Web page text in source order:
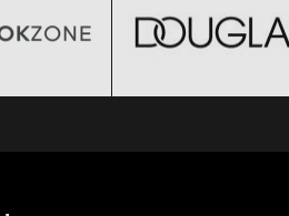
Ofertele! Clic și Vezi Ofertele!